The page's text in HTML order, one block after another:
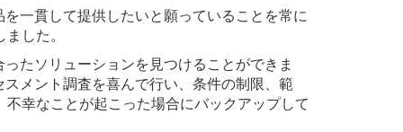
一貫して提供したいと願っていることを常に
した。
たソリューションを見つけることができま
メント調査を喜んで行い、条件の制限、範
幸なことが起こった場合にバックアップして